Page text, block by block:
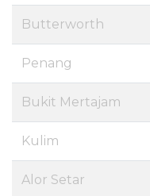
Butterworth
Penang
Bukit Mertajam
Kulim
Alor Setar